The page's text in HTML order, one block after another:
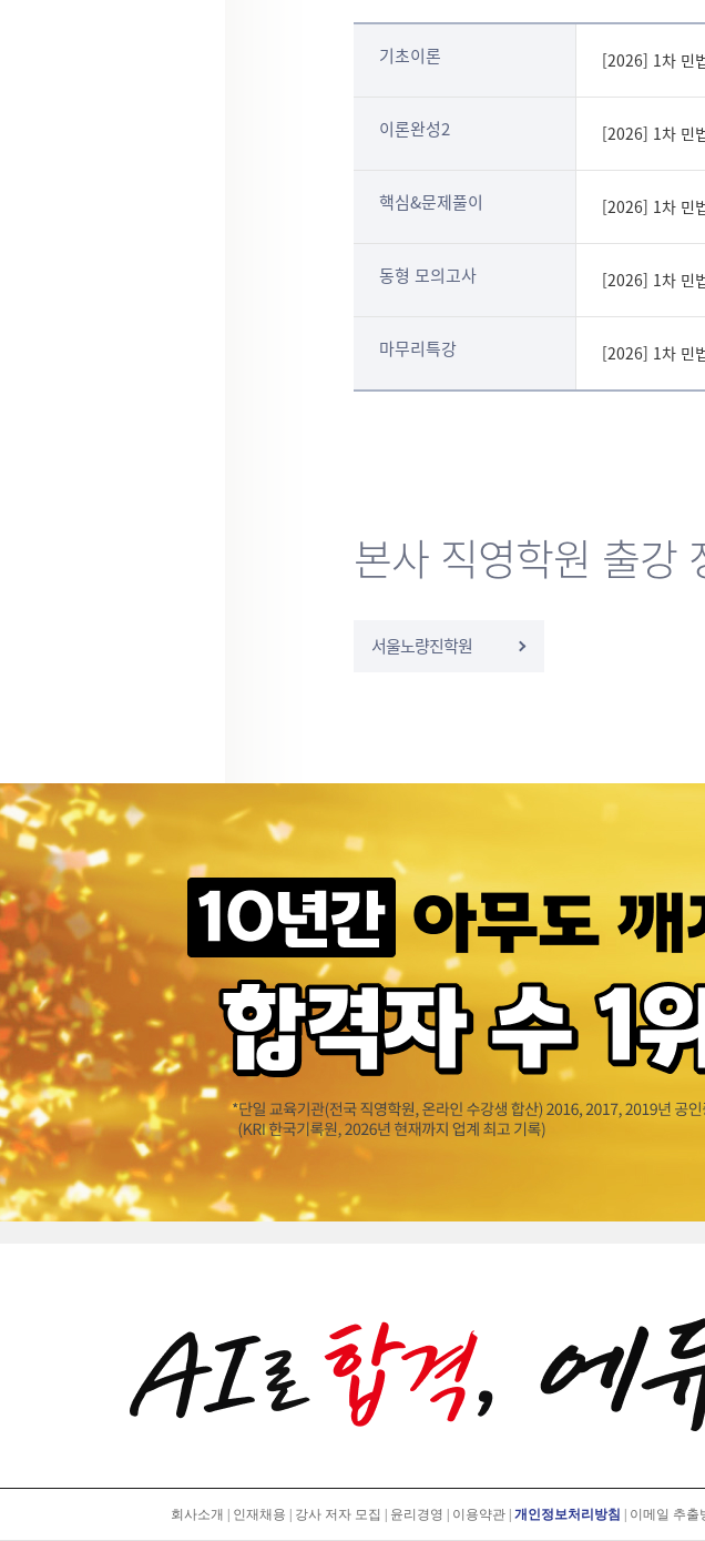
기초이론 [2026] 1차 민
이론완성2 [2026] 1차 민
핵심&문제풀이 [2026] 1차 민
동형 모의고사 [2026] 1차 민
마무리특강 [2026] 1차 민
본사 직영학원 출강
서울노량진학원
회사소개 인재채용 강사 저자 모집 윤리경영 이용약관 개인정보처리방침 이메일 추출